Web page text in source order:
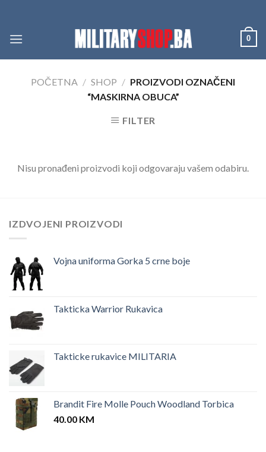
content
0
POČETNA / SHOP / PROIZVODI OZNAČENI
“MASKIRNA OBUCA”
FILTER
Nisu pronađeni proizvodi koji odgovaraju vašem odabiru.
IZDVOJENI PROIZVODI
Vojna uniforma Gorka 5 crne boje
Takticka Warrior Rukavica
Takticke rukavice MILITARIA
Brandit Fire Molle Pouch Woodland Torbica
40.00 KM